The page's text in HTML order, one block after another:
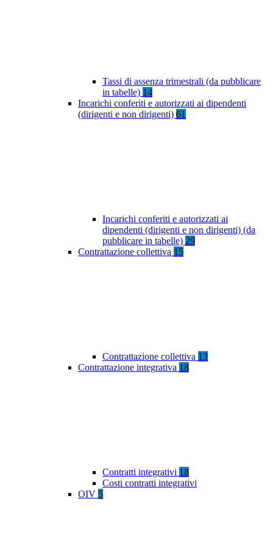
Tassi di assenza trimestrali (da pubblicare
in tabelle) 14
Incarichi conferiti e autorizzati ai dipendenti
(dirigenti e non dirigenti) 61
Incarichi conferiti e autorizzati ai
dipendenti (dirigenti e non dirigenti) (da
pubblicare in tabelle) 29
Contrattazione collettiva 15
Contrattazione collettiva 13
Contrattazione integrativa 18
Contratti integrativi 18
Costi contratti integrativi
OIV 5